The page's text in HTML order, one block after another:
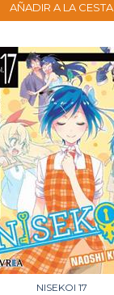
AÑADIR A LA CESTA
NISEKOI 17